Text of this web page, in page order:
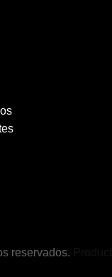
reservados.